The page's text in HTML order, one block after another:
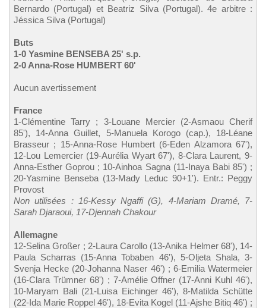
Bernardo (Portugal) et Beatriz Silva (Portugal). 4e arbitre :
Jéssica Silva (Portugal)
Buts
1-0 Yasmine BENSEBA 25' s.p.
2-0 Anna-Rose HUMBERT 60'
Aucun avertissement
France
1-Clémentine Tarry ; 3-Louane Mercier (2-Asmaou Cherif
85'), 14-Anna Guillet, 5-Manuela Korogo (cap.), 18-Léane
Brasseur ; 15-Anna-Rose Humbert (6-Eden Alzamora 67'),
12-Lou Lemercier (19-Aurélia Wyart 67'), 8-Clara Laurent, 9-
Anna-Esther Goprou ; 10-Ainhoa Sagna (11-Inaya Babi 85') ;
20-Yasmine Benseba (13-Mady Leduc 90+1'). Entr.: Peggy
Provost
Non utilisées : 16-Kessy Ngaffi (G), 4-Mariam Dramé, 7-
Sarah Djaraoui, 17-Djennah Chakour
Allemagne
12-Selina Großer ; 2-Laura Carollo (13-Anika Helmer 68'), 14-
Paula Scharras (15-Anna Tobaben 46'), 5-Oljeta Shala, 3-
Svenja Hecke (20-Johanna Naser 46') ; 6-Emilia Watermeier
(16-Clara Trümner 68') ; 7-Amélie Offner (17-Anni Kuhl 46'),
10-Maryam Bali (21-Luisa Eichinger 46'), 8-Matilda Schütte
(22-Ida Marie Roppel 46'), 18-Evita Kogel (11-Ajshe Bitiq 46') ;